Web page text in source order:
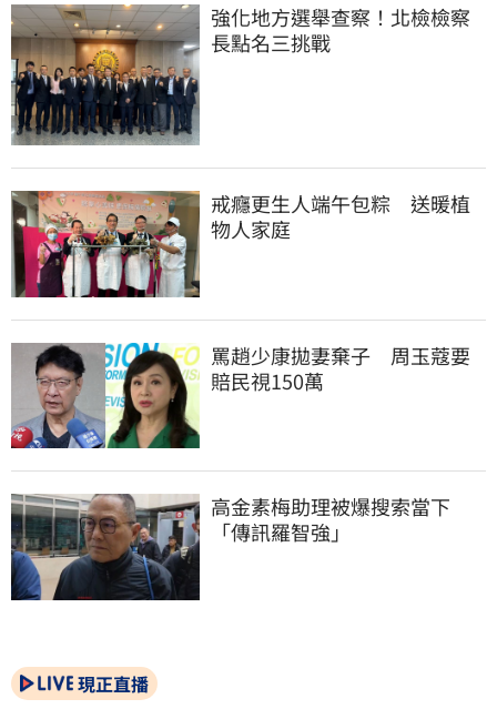
強化地方選舉查察！北檢檢察
長點名三挑戰
戒癮更生人端午包粽　送暖植
物人家庭
罵趙少康拋妻棄子　周玉蔻要
賠民視150萬
高金素梅助理被爆搜索當下
「傳訊羅智強」
現正直播